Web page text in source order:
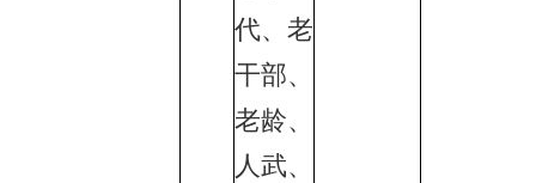
代、老
干部、
老龄、
人武、